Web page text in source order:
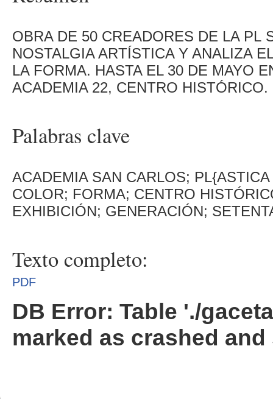
OBRA DE 50 CREADORES DE LA PL
NOSTALGIA ARTÍSTICA Y ANALIZA
LA FORMA. HASTA EL 30 DE MAYO
ACADEMIA 22, CENTRO HISTÓRICO.
Palabras clave
ACADEMIA SAN CARLOS;
COLOR; FORMA; CENTRO
EXHIBICIÓN; GENERACIÓN;
Texto completo:
PDF
DB Error: Table './
marked as crashed